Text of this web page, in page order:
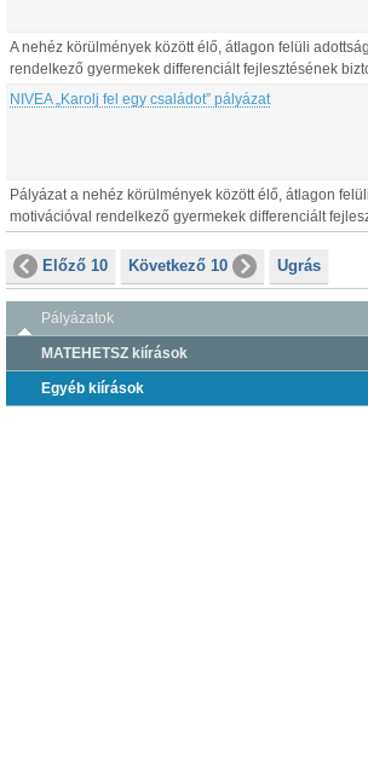
A nehéz körülmények között élő, átlagon felüli
rendelkező gyermekek differenciált fejlesztésének
NIVEA „Karolj fel egy családot” pályázat
Pályázat a nehéz körülmények között élő, átlagon
motivációval rendelkező gyermekek differenciált
Előző 10 Következő 10 Ugrás
Pályázatok
MATEHETSZ kiírások
Egyéb kiírások